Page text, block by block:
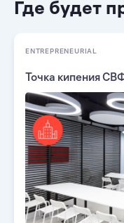
Где будет
ENTREPRENEURIAL
Точка кипения